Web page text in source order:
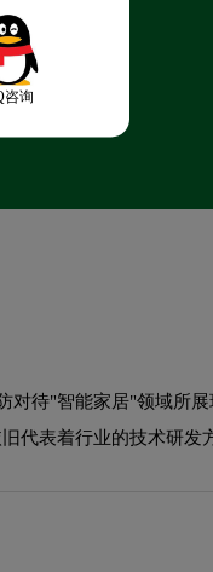
待"智能家居"领域所
代表着行业的技术研发
咨询